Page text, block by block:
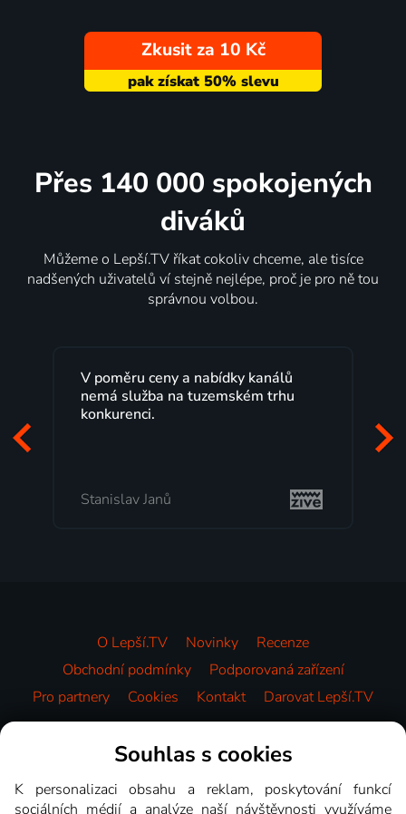
Zkusit za 10 Kč
Přes 140 000 spokojených
diváků
Můžeme o Lepší.TV říkat cokoliv chceme, ale tisíce
nadšených uživatelů ví stejně nejlépe, proč je pro ně tou
správnou volbou.
V poměru ceny a nabídky kanálů
nemá služba na tuzemském trhu
konkurenci.
Stanislav Janů
O Lepší.TV Novinky
Recenze
Obchodní podmínky
Podporovaná zařízení
Pro partnery
Cookies Kontakt Darovat Lepší.TV
Videotéka
Souhlas s cookies
K personalizaci obsahu a reklam, poskytování funkcí
sociálních médií a analýze naší návštěvnosti využíváme